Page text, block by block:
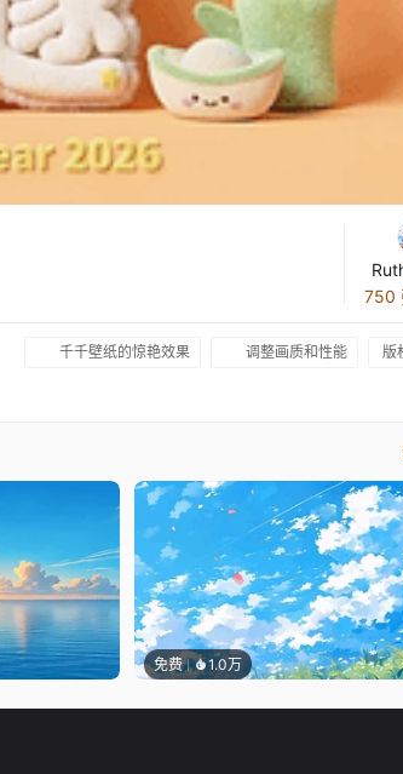
750
千千壁纸的惊艳效果 调整画质和性能 版
免费 1.0万